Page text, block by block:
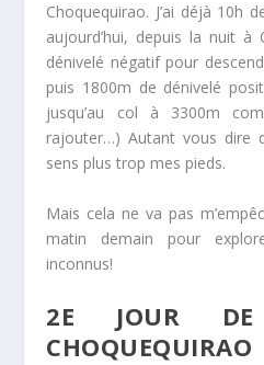
Choquequirao. J’ai déjà 10h
aujourd’hui, depuis la nuit à
dénivelé négatif pour
puis 1800m de dénivelé
jusqu’au col à 3300m
rajouter…) Autant vous dire
sens plus trop mes pieds.
Mais cela ne va pas
matin demain pour
inconnus!
2E JOUR
CHOQUEQUIRAO